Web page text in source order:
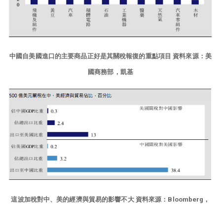
中國自美國進口的主要商品正好是其關稅報復的重點項目 資料來源：美
國商務部，凱基
這波加稅對中、美的經濟與貿易的影響不大 資料來源：Bloomberg，